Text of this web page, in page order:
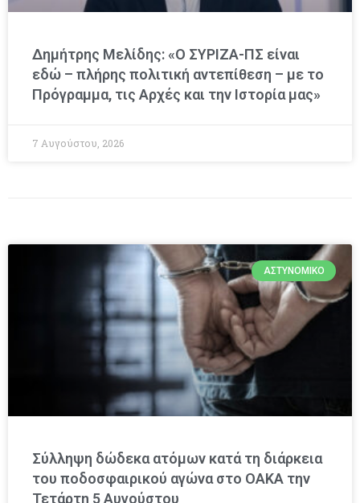
Δημήτρης Μελίδης: «Ο ΣΥΡΙΖΑ-ΠΣ είναι
εδώ – πλήρης πολιτική αντεπίθεση – με το
Πρόγραμμα, τις Αρχές και την Ιστορία μας»
7 Αυγούστου, 2026
ΑΣΤΥΝΟΜΙΚΌ
Σύλληψη δώδεκα ατόμων κατά τη διάρκεια
του ποδοσφαιρικού αγώνα στο ΟΑΚΑ την
Τετάρτη 5 Αυγούστου